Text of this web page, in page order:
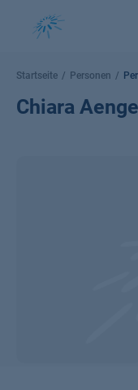
Startseite Personen
Chiara